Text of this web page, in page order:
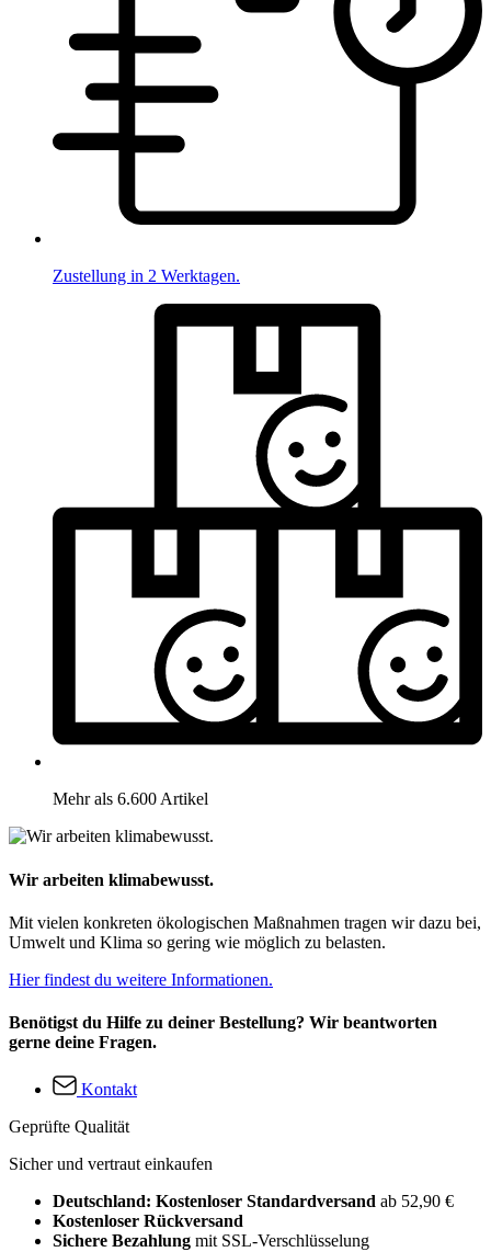
Zustellung in 2 Werktagen.
Mehr als 6.600 Artikel
Wir arbeiten klimabewusst.
Mit vielen konkreten ökologischen Maßnahmen tragen wir dazu bei,
Umwelt und Klima so gering wie möglich zu belasten.
Hier findest du weitere Informationen.
Benötigst du Hilfe zu deiner Bestellung? Wir beantworten
gerne deine Fragen.
Kontakt
Geprüfte Qualität
Sicher und vertraut einkaufen
Deutschland: Kostenloser Standardversand ab 52,90 €
Kostenloser Rückversand
Sichere Bezahlung mit SSL-Verschlüsselung